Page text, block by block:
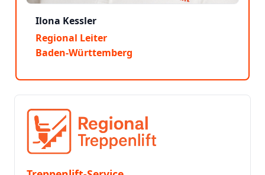
Ilona Kessler
Regional Leiter
Baden-Württemberg